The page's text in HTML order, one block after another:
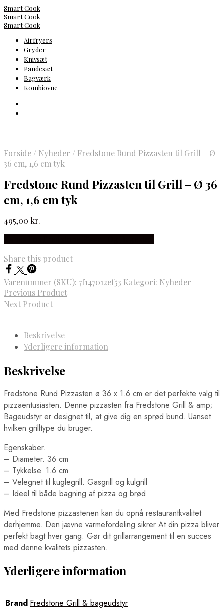
Smart Cook
Smart Cook
Smart Cook
Airfryers
Gryder
Knivsæt
Pandesæt
Bagværk
Kombiovne
Forside / Nyheder / Fredstone Rund Pizzasten til Grill – Ø
36 cm, 1,6 cm tyk
Fredstone Rund Pizzasten til Grill – Ø 36
cm, 1,6 cm tyk
495,00 kr.
Share this product
Varenummer (SKU): 7f147012ef53 Kategori: Nyheder
Previous Product
Next Product
Beskrivelse
Yderligere information
Beskrivelse
Fredstone Rund Pizzasten ø 36 x 1.6 cm er det perfekte valg til
pizzaentusiasten. Denne pizzasten fra Fredstone Grill & amp;
Bageudstyr er designet til, at give dig en sprød bund. Uanset
hvilken grilltype du bruger.
Egenskaber.
– Diameter. 36 cm
– Tykkelse. 1.6 cm
– Velegnet til kuglegrill. Gasgrill og kulgrill
– Ideel til både bagning af pizza og brød
Med Fredstone pizzastenen kan du opnå restaurantkvalitet
derhjemme. Den jævne varmefordeling sikrer At din pizza bliver
perfekt bagt hver gang. Gør dit grillarrangement til en succes
med denne kvalitets pizzasten.
Yderligere information
Brand Fredstone Grill & bageudstyr